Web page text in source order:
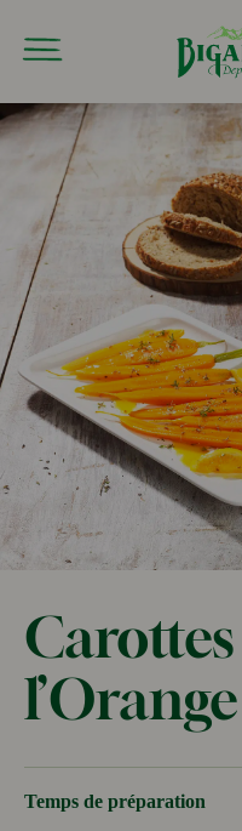
Que
Temps de préparation